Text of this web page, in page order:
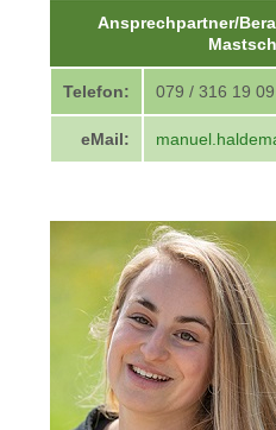
Ansprechpartner/
Telefon: 079 / 316 19 09
eMail: